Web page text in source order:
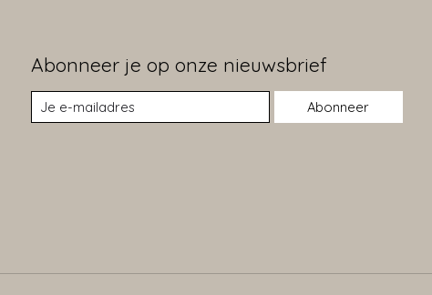
Abonneer je op onze nieuwsbrief
Abonneer